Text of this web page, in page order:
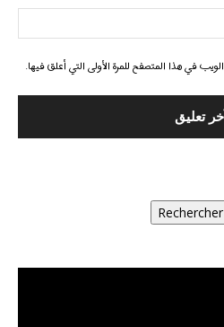
في هذا المتصفح للمرة الأولى التي أعلق فيها.
Rechercher